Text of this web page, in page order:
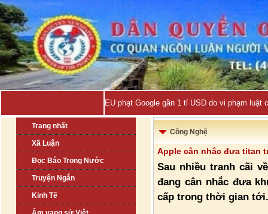
EU phạt Google gần 1 tỉ USD do vi phạm luật
Trang nhất
Xã Luận
Đọc Báo Trong Nước
Truyện Ngắn
Kinh Tế
Công Nghệ
Apple cân nhắc đưa titan
Sau nhiều tranh cãi
đang cân nhắc đưa
cấp trong thời gian tới.